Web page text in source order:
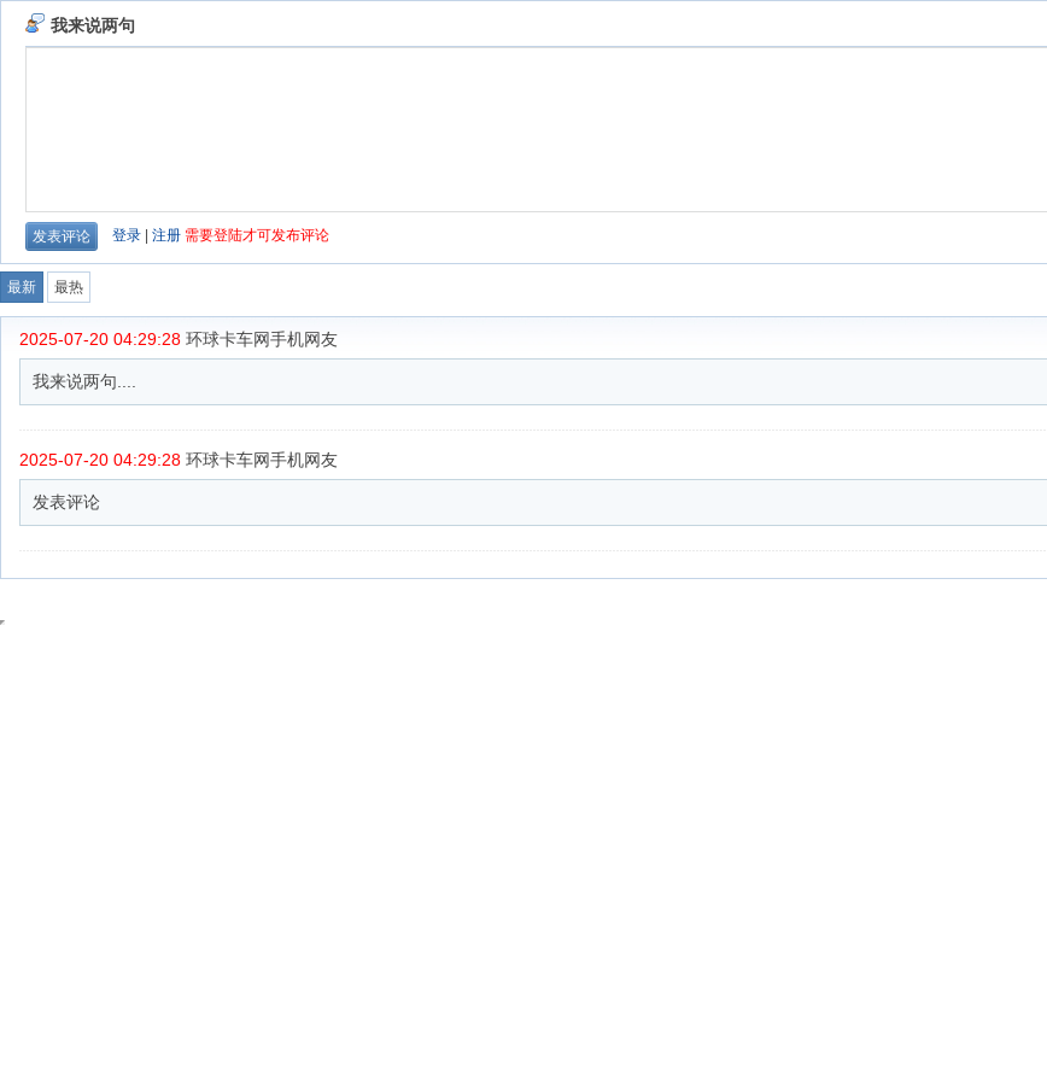
我来说两句
登录 注册 需要登陆才可发布评论
最新 最热
2025-07-20 04:29:28 环球卡车网手机网友
我来说两句....
2025-07-20 04:29:28 环球卡车网手机网友
发表评论